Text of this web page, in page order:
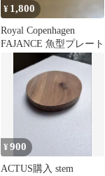
¥ 1,800
Royal Copenhagen
FAJANCE 魚型プレート
¥900
ACTUS購入 stem